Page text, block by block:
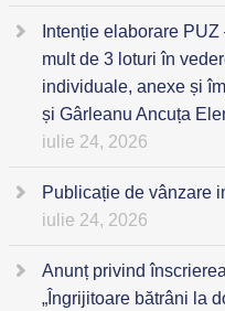
Intenție elaborare
mult de 3 loturi în
individuale, anexe și
și Gârleanu Ancuța
iulie 24, 2026
Publicație de vânzare
iulie 24, 2026
Anunț privind
„Îngrijitoare bătrâni la